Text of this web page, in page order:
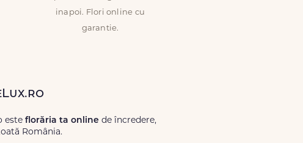
inapoi. Flori online cu
garantie.
este florăria ta online de încredere,
România.